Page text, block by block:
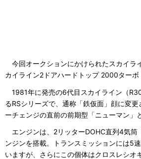
今回オークションにかけられたスカイラ
カイライン2ドアハードトップ 2000ターボ
1981年に発売の6代目スカイライン（
るRSシリーズで、通称「鉄仮面」顔に変
ーチェンジの直前の前期型「ニューマン」
エンジンは、2リッターDOHC直列4気筒
ンジンを搭載。トランスミッションには5
いますが、さらにこの個体はクロスレシオ